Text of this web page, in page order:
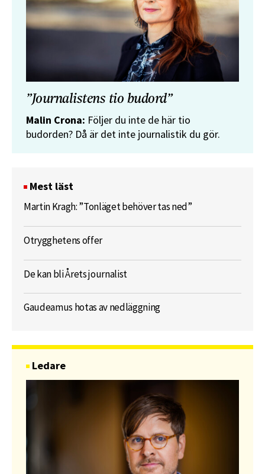
”Journalistens tio budord”
Malin Crona: Följer du inte de här tio
budorden? Då är det inte journalistik du gör.
Mest läst
Martin Kragh: ”Tonläget behöver tas ned”
Otrygghetens offer
De kan bli Årets journalist
Gaudeamus hotas av nedläggning
Ledare